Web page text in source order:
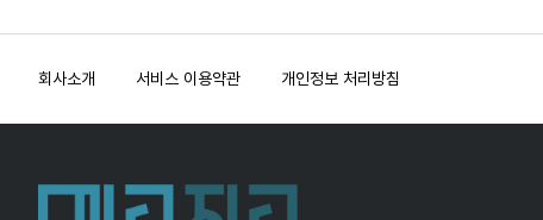
회사소개 서비스 이용약관 개인정보 처리방침